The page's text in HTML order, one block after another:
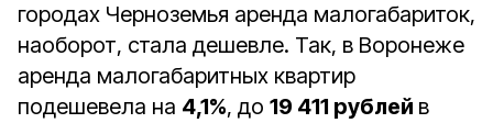
городах Черноземья аренда малогабариток,
наоборот, стала дешевле. Так, в Воронеже
аренда малогабаритных квартир
подешевела на 4,1%, до 19 411 рублей в